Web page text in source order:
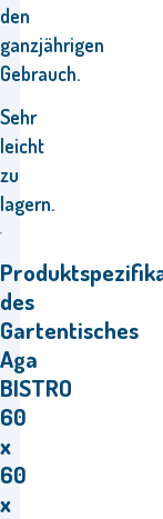
den
ganzjährigen
Gebrauch.
Sehr
leicht
zu
lagern.
des
Gartentisches
Aga
BISTRO
60
x
60
x